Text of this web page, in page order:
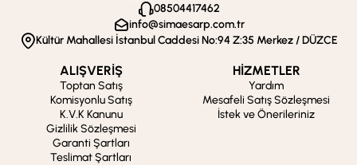
08504417462
info@simaesarp.com.tr
Kültür Mahallesi İstanbul Caddesi No:94 Z:35 Merkez / DÜZCE
ALIŞVERİŞ
Toptan Satış
Komisyonlu Satış
K.V.K Kanunu
Gizlilik Sözleşmesi
Garanti Şartları
Teslimat Şartları
HİZMETLER
Yardım
Mesafeli Satış Sözleşmesi
İstek ve Önerileriniz